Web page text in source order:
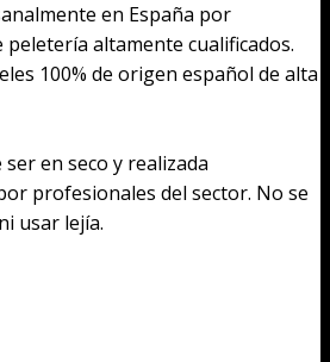
en España por
altamente cualificados.
100% de origen español de alta
en seco y realizada
profesionales del sector. No se
usar lejía.